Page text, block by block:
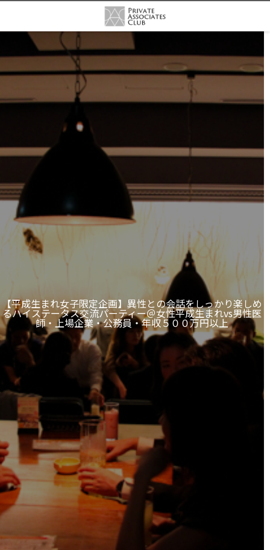
【平成生まれ女子限定企画】異性との会話をしっかり楽しめ
るハイステータス交流パーティー＠女性平成生まれvs男性医
師・上場企業・公務員・年収５００万円以上